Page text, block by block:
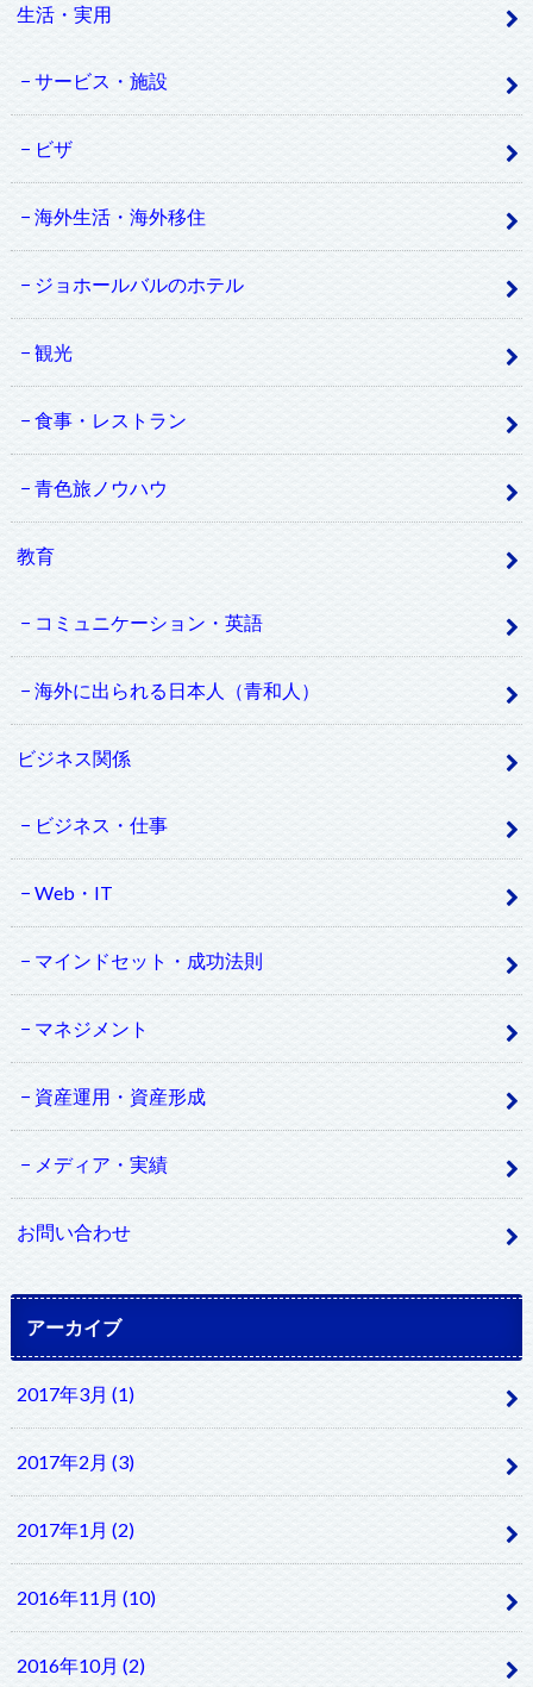
生活・実用
サービス・施設
ビザ
海外生活・海外移住
ジョホールバルのホテル
観光
食事・レストラン
青色旅ノウハウ
教育
コミュニケーション・英語
海外に出られる日本人（青和人）
ビジネス関係
ビジネス・仕事
Web・IT
マインドセット・成功法則
マネジメント
資産運用・資産形成
メディア・実績
お問い合わせ
アーカイブ
2017年3月 (1)
2017年2月 (3)
2017年1月 (2)
2016年11月 (10)
2016年10月 (2)